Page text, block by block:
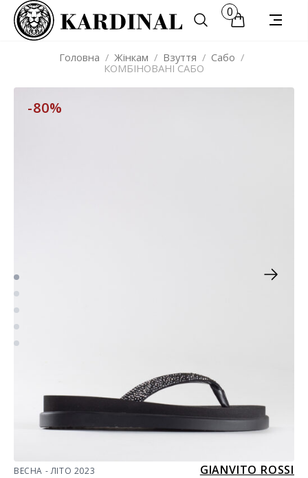
0
Головна / Жінкам / Взуття / Сабо /
КОМБІНОВАНІ САБО
-80%
ВЕСНА - ЛІТО 2023 GIANVITO ROSSI